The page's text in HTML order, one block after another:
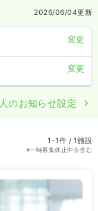
2026/06/04更新
変更
変更
のお知らせ設定
1-1件 / 1施設
※一時募集休止中を含む